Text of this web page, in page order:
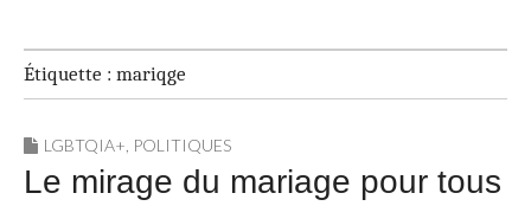
Étiquette : mariqge
LGBTQIA+, POLITIQUES
Le mirage du mariage pour tous